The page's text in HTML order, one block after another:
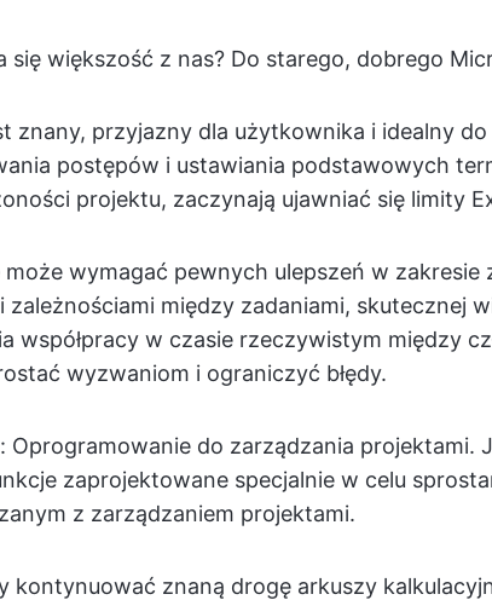
się większość z nas? Do starego, dobrego
znany, przyjazny dla użytkownika i idealny
postępów i ustawiania podstawowych
projektu, zaczynają ujawniać się limity
wymagać pewnych ulepszeń w zakresie
między zadaniami, skutecznej
współpracy w czasie rzeczywistym między
wyzwaniom i ograniczyć błędy.
Oprogramowanie do zarządzania projektami.
zaprojektowane specjalnie w celu
z zarządzaniem projektami.
kontynuować znaną drogę arkuszy